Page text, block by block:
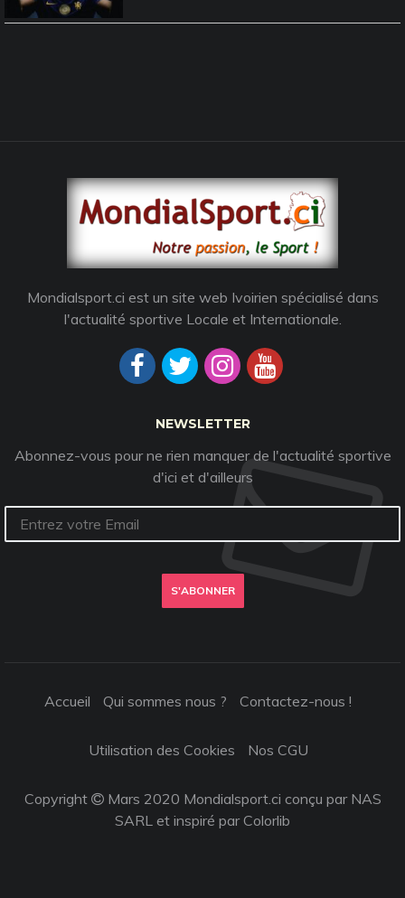
Mondialsport.ci est un site web Ivoirien spécialisé dans
l'actualité sportive Locale et Internationale.
NEWSLETTER
Abonnez-vous pour ne rien manquer de l'actualité sportive
d'ici et d'ailleurs
S'ABONNER
Accueil Qui sommes nous ? Contactez-nous !
Utilisation des Cookies Nos CGU
Copyright
Mars 2020 Mondialsport.ci conçu par NAS
SARL et inspiré parColorlib